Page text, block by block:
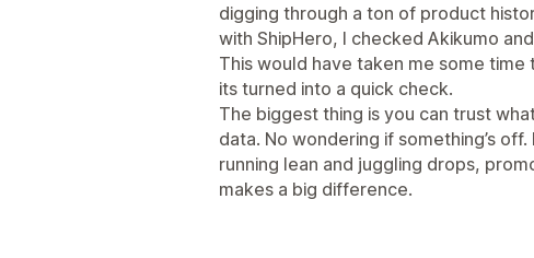
digging through a ton of product
with ShipHero, I checked Akikumo
This would have taken me some
its turned into a quick check.
The biggest thing is you can trust
data. No wondering if something’s off.
running lean and juggling drops,
makes a big difference.